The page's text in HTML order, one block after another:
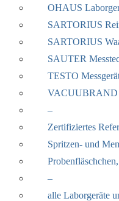
OHAUS
SARTORIUS
SARTORIUS
SAUTER
TESTO
VACUUBRAND
–
Zertifiziertes
Spritzen- und
–
alle Laborgeräte